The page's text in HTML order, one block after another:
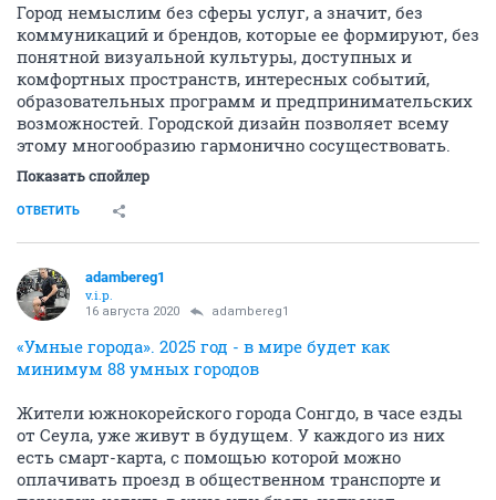
Город немыслим без сферы услуг, а значит, без
коммуникаций и брендов, которые ее формируют, без
понятной визуальной культуры, доступных и
комфортных пространств, интересных событий,
образовательных программ и предпринимательских
возможностей. Городской дизайн позволяет всему
этому многообразию гармонично сосуществовать.
Показать спойлер
ОТВЕТИТЬ
adambereg1
v.i.p.
16 августа 2020 adambereg1
«Умные города». 2025 год - в мире будет как
минимум 88 умных городов
Жители южнокорейского города Сонгдо, в часе езды
от Сеула, уже живут в будущем. У каждого из них
есть смарт-карта, с помощью которой можно
оплачивать проезд в общественном транспорте и